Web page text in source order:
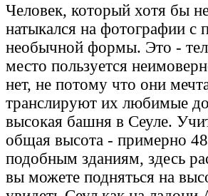
Человек, который хотя бы
натыкался на фотографии с
необычной формы. Это -
место пользуется
нет, не потому что они
транслируют их любимые
высокая башня в Сеуле.
общая высота - примерно
подобным зданиям, здесь
вы можете подняться на